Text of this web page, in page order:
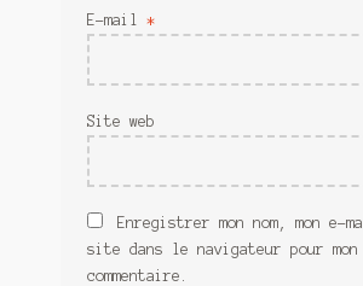
E-mail *
Site web
Enregistrer mon nom, mon e-
site dans le navigateur pour mon
commentaire.